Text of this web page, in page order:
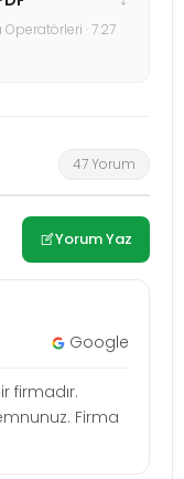
· 7.27
47 Yorum
Yorum Yaz
Google
firmadır.
Firma